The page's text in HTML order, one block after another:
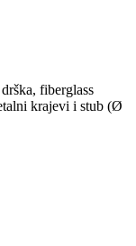
fiberglass
krajevi i stub (Ø